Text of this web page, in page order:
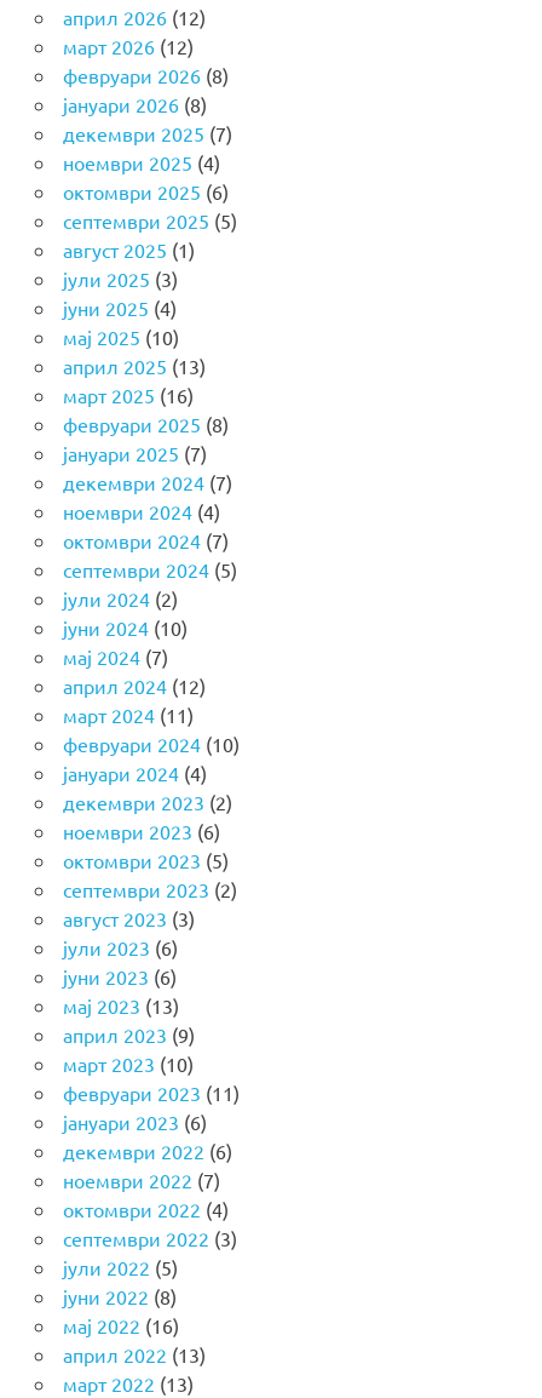
април 2026(12)
март 2026(12)
февруари 2026(8)
јануари 2026(8)
декември 2025 (7)
ноември 2025 (4)
октомври 2025 (6)
септември 2025 (5)
август 2025 (1)
јули 2025 (3)
јуни 2025 (4)
мај 2025 (10)
април 2025 (13)
март 2025 (16)
февруари 2025 (8)
јануари 2025 (7)
декември 2024(7)
ноември 2024(4)
октомври 2024(7)
септември 2024(5)
јули 2024(2)
јуни 2024(10)
мај 2024(7)
април 2024(12)
март 2024(11)
февруари 2024(10)
јануари 2024(4)
декември 2023 (2)
ноември 2023 (6)
октомври 2023 (5)
септември 2023 (2)
август 2023 (3)
јули 2023 (6)
јуни 2023 (6)
мај 2023 (13)
април 2023 (9)
март 2023 (10)
февруари 2023 (11)
јануари 2023 (6)
декември 2022 (6)
ноември 2022 (7)
октомври 2022 (4)
септември 2022 (3)
јули 2022 (5)
јуни 2022 (8)
мај 2022 (16)
април 2022 (13)
март 2022 (13)